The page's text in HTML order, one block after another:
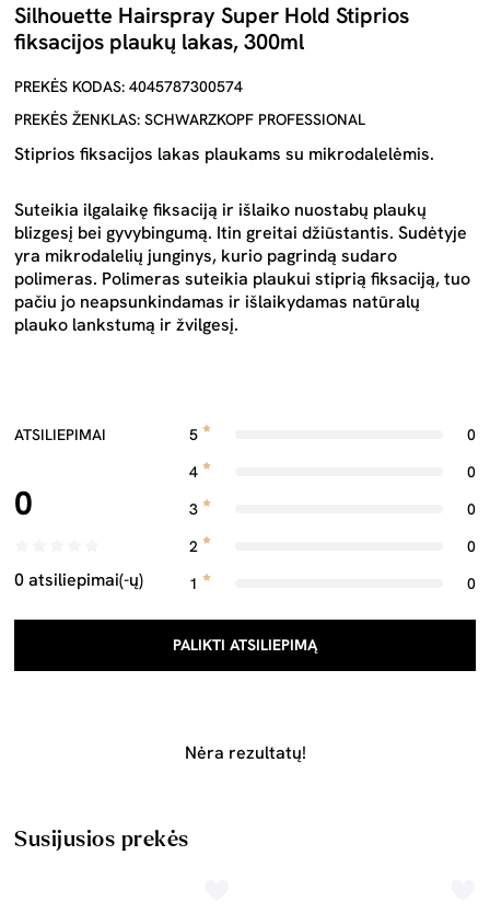
Silhouette Hairspray Super Hold Stiprios
fiksacijos plaukų lakas, 300ml
PREKĖS KODAS: 4045787300574
PREKĖS ŽENKLAS: SCHWARZKOPF PROFESSIONAL
Stiprios fiksacijos lakas plaukams su mikrodalelėmis.
Suteikia ilgalaikę fiksaciją ir išlaiko nuostabų plaukų
blizgesį bei gyvybingumą. Itin greitai džiūstantis. Sudėtyje
yra mikrodalelių junginys, kurio pagrindą sudaro
polimeras. Polimeras suteikia plaukui stiprią fiksaciją, tuo
pačiu jo neapsunkindamas ir išlaikydamas natūralų
plauko lankstumą ir žvilgesį.
ATSILIEPIMAI
0
0 atsiliepimai(-ų)
5
0
4
0
3
0
2
0
1
0
PALIKTI ATSILIEPIMĄ
Nėra rezultatų!
Susijusios prekės